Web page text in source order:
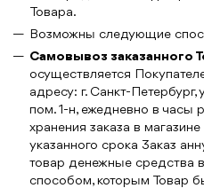
Товара.
Возможны следующие
Самовывоз заказанного
осуществляется
адресу: г. Санкт-
пом. 1-н, ежедневно в часы
хранения заказа в
указанного срока Заказ
товар денежные средства
способом, которым Товар